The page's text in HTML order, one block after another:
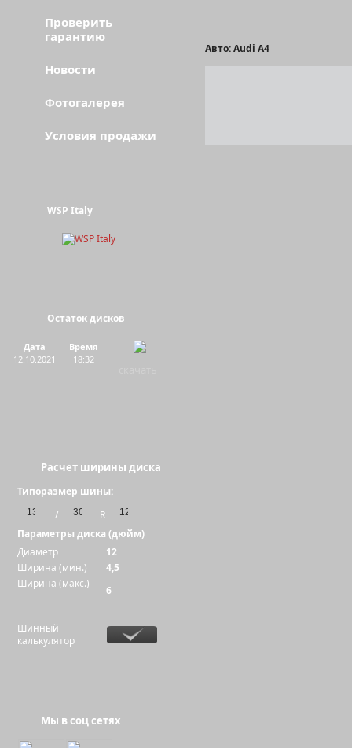
Авто: Audi A4
Проверить
гарантию
Новости
Фотогалерея
Условия продажи
WSP Italy
Остаток дисков
Дата
12.10.2021
Время
18:32
Расчет ширины диска
Типоразмер шины:
/
R
Параметры диска (дюйм)
Диаметр
12
Ширина (мин.)
4,5
Ширина (макс.)
6
Шинный
калькулятор
Мы в соц сетях